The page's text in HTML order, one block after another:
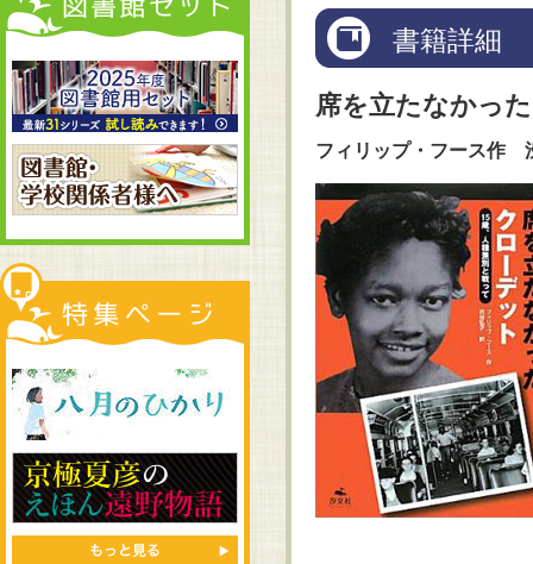
書籍詳細
席を立たなかっ
フィリップ・フース作